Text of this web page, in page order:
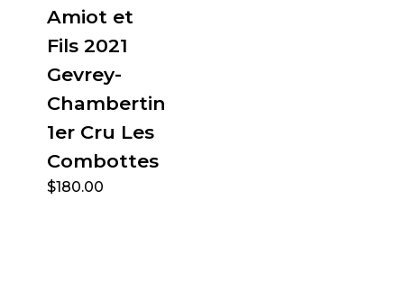
Amiot et
Fils 2021
Gevrey-
Chambertin
1er Cru Les
Combottes
$180.00